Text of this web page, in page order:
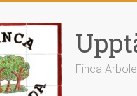
Finca